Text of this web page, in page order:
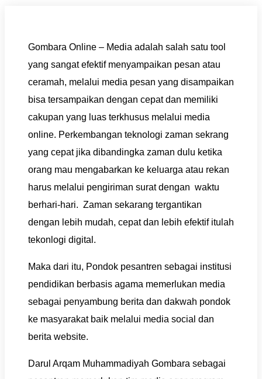
Gombara Online – Media adalah salah satu tool
yang sangat efektif menyampaikan pesan atau
ceramah, melalui media pesan yang disampaikan
bisa tersampaikan dengan cepat dan memiliki
cakupan yang luas terkhusus melalui media
online. Perkembangan teknologi zaman sekrang
yang cepat jika dibandingka zaman dulu ketika
orang mau mengabarkan ke keluarga atau rekan
harus melalui pengiriman surat dengan waktu
berhari-hari. Zaman sekarang tergantikan
dengan lebih mudah, cepat dan lebih efektif itulah
tekonlogi digital.
Maka dari itu, Pondok pesantren sebagai institusi
pendidikan berbasis agama memerlukan media
sebagai penyambung berita dan dakwah pondok
ke masyarakat baik melalui media social dan
berita website.
Darul Arqam Muhammadiyah Gombara sebagai